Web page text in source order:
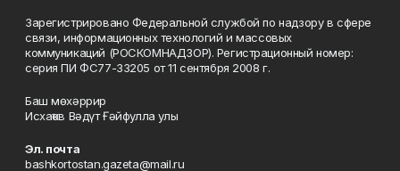
Зарегистрировано Федеральной службой по надзору в сфере
связи, информационных технологий и массовых
коммуникаций (РОСКОМНАДЗОР). Регистрационный номер:
серия ПИ ФС77-33205 от 11 сентября 2008 г.
Баш мөхәррир
Исхаҡов Вәдүт Ғәйфулла улы
Эл. почта
bashkortostan.gazeta@mail.ru